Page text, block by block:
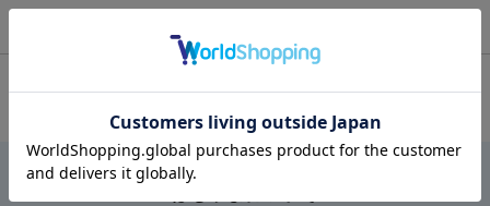
OFFICIAL SNS